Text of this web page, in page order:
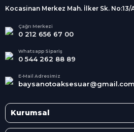
kargolanmaktadır.
Tüm Kredi Kartlarına taksit
seçenekleri
Kocasinan Merkez Mah. İlker Sk.
Çağrı Merkezi
0 212 656 67 00
Whatsapp Sipariş
0 544 262 88 89
E-Mail Adresimiz
baysanotoaksesuar@gmail.com
Kurumsal